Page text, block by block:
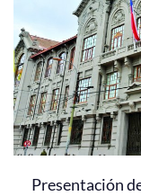
Presentación